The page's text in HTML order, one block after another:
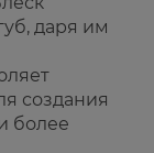
даря им
создания
более